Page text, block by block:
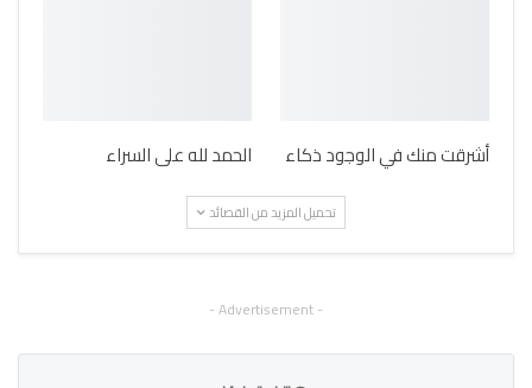
أشرقت منك في الوجود ذكاء الحمد لله على السراء
تحميل المزيد من القصائد
- Advertisement -